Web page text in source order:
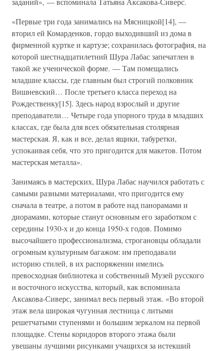
«Первые три года занимались на Мясницкой[14], —
вторил ей Комарденков, гордо выходивший из дома в
фирменной куртке и картузе; сохранилась фотография, на
которой шестнадцатилетний Шура Лабас запечатлен в
такой же ученической форме. — Там помещались
младшие классы, где главным был строгий полковник
Вишневский… После третьего класса переход на
Рождественку[15]. Здесь народ взрослый и другие
преподаватели… Четыре года упорного труда в младших
классах, где была для всех обязательная столярная
мастерская. Я, как и все, делал ящики, табуретки,
успокаивая себя, что это пригодится для макетов. Потом
мастерская металла».
Занимаясь в мастерских, Шура Лабас научился работать с
самыми разными материалами, что пригодится ему
сначала в театре, а потом в работе над панорамами и
диорамами, которые станут основным его заработком с
середины 1930-х и до конца 1950-х годов. Помимо
высочайшего профессионализма, строгановцы обладали
огромным культурным багажом: им преподавали
историю стилей, в их распоряжении имелись
превосходная библиотека и собственный Музей русского
и восточного искусства, который, как вспоминала
Аксакова-Сиверс, занимал весь первый этаж. «Во второй
этаж вела широкая чугунная лестница с литыми
решетчатыми ступенями и большим зеркалом на первой
площадке. Стены коридоров второго этажа были
увешаны лучшими рисунками учащихся за истекший